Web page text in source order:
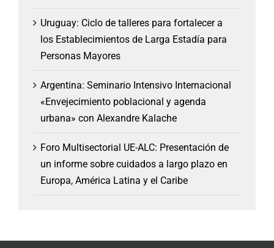
Uruguay: Ciclo de talleres para fortalecer a
los Establecimientos de Larga Estadía para
Personas Mayores
Argentina: Seminario Intensivo Internacional
«Envejecimiento poblacional y agenda
urbana» con Alexandre Kalache
Foro Multisectorial UE-ALC: Presentación de
un informe sobre cuidados a largo plazo en
Europa, América Latina y el Caribe